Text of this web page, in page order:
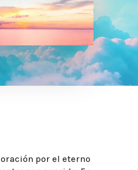
por el eterno